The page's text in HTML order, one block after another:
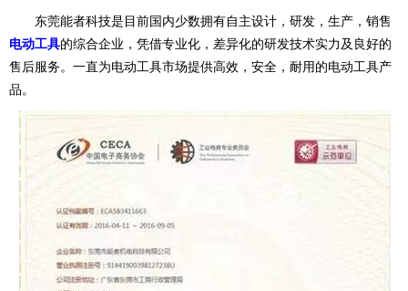
东莞能者科技是目前国内少数拥有自主设计，研发，生产，销售
电动工具的综合企业，凭借专业化，差异化的研发技术实力及良好的
售后服务。一直为电动工具市场提供高效，安全，耐用的电动工具产
品。